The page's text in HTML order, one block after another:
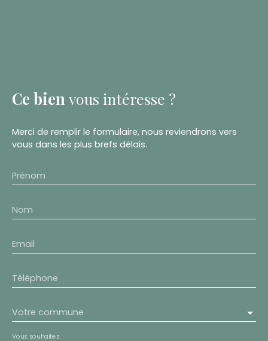
Ce bien vous intéresse ?
Merci de remplir le formulaire, nous reviendrons vers
vous dans les plus brefs délais.
Prénom
Nom
Email
Téléphone
Votre commune
Vous souhaitez